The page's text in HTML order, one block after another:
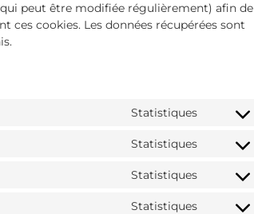
peut être modifiée régulièrement) afin de
ces cookies. Les données récupérées sont
Statistiques
Statistiques
Statistiques
Statistiques